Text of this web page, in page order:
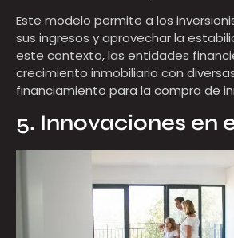
Este modelo permite a los
sus ingresos y aprovechar la
este contexto, las entidades
crecimiento inmobiliario con
financiamiento para la compra de
5. Innovaciones en